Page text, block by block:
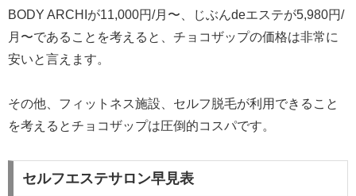
BODY ARCHIが11,000円/月〜、じぶんdeエステが5,980円/
月〜であることを考えると、チョコザップの価格は非常に
安いと言えます。
その他、フィットネス施設、セルフ脱毛が利用できること
を考えるとチョコザップは圧倒的コスパです。
セルフエステサロン早見表